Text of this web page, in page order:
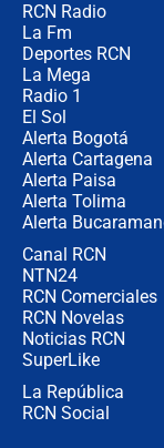
RCN Radio
La Fm
Deportes RCN
La Mega
Radio 1
El Sol
Alerta Bogotá
Alerta Cartagena
Alerta Paisa
Alerta Tolima
Alerta
Canal RCN
NTN24
RCN Comerciales
RCN Novelas
Noticias RCN
SuperLike
La República
RCN Social